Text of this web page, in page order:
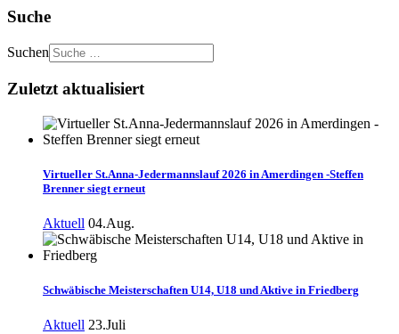
Suche
Suchen
Zuletzt aktualisiert
Virtueller St.Anna-Jedermannslauf 2026 in Amerdingen -Steffen
Brenner siegt erneut
Aktuell 04.Aug.
Schwäbische Meisterschaften U14, U18 und Aktive in Friedberg
Aktuell 23.Juli